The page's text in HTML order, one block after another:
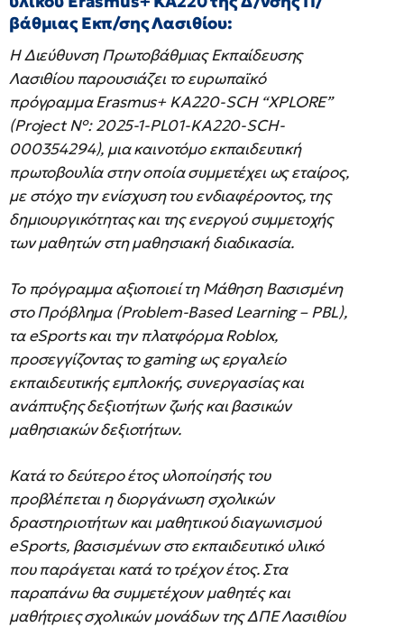
βάθμιας Εκπ/σης Λασιθίου:
Η Διεύθυνση Πρωτοβάθμιας Εκπαίδευσης
Λασιθίου παρουσιάζει το ευρωπαϊκό
πρόγραμμα Erasmus+ KA220-SCH “XPLORE”
(Project N°: 2025-1-PL01-KA220-SCH-
000354294), μια καινοτόμο εκπαιδευτική
πρωτοβουλία στην οποία συμμετέχει ως εταίρος,
με στόχο την ενίσχυση του ενδιαφέροντος, της
δημιουργικότητας και της ενεργού συμμετοχής
των μαθητών στη μαθησιακή διαδικασία.
Το πρόγραμμα αξιοποιεί τη Μάθηση Βασισμένη
στο Πρόβλημα (Problem-Based Learning – PBL),
τα eSports και την πλατφόρμα Roblox,
προσεγγίζοντας το gaming ως εργαλείο
εκπαιδευτικής εμπλοκής, συνεργασίας και
ανάπτυξης δεξιοτήτων ζωής και βασικών
μαθησιακών δεξιοτήτων.
Κατά το δεύτερο έτος υλοποίησής του
προβλέπεται η διοργάνωση σχολικών
δραστηριοτήτων και μαθητικού διαγωνισμού
eSports, βασισμένων στο εκπαιδευτικό υλικό
που παράγεται κατά το τρέχον έτος. Στα
παραπάνω θα συμμετέχουν μαθητές και
μαθήτριες σχολικών μονάδων της ΔΠΕ Λασιθίου